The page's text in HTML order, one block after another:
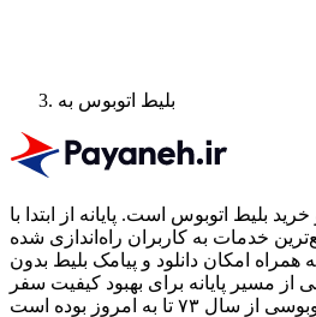
بلیط اتوبوس به
خرید بلیط اتوبوس است. پایانه از ابتدا با
خدمات به کاربران راه‌اندازی شده
همراه امکان دانلود و پیامک بلیط بدون
از مسیر پایانه برای بهبود کیفیت سفر